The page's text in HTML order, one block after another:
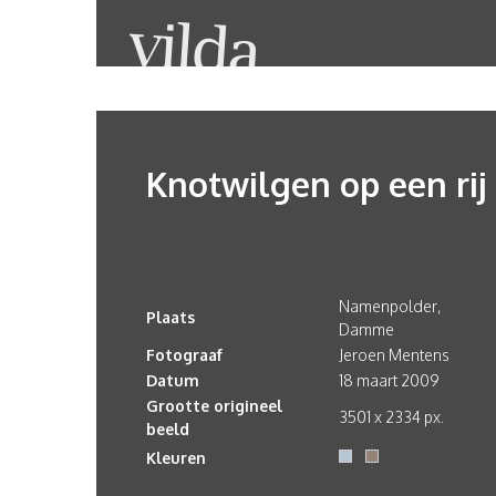
Knotwilgen op een rij
Plaats
Namenpolder,
Damme
Fotograaf
Jeroen Mentens
Datum
18 maart 2009
Grootte origineel
beeld
3501 x 2334 px.
Kleuren